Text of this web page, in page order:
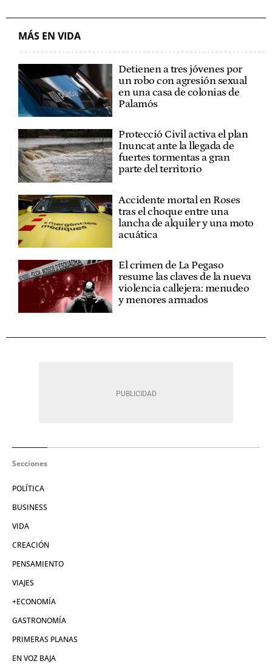
MÁS EN VIDA
Detienen a tres jóvenes por
un robo con agresión sexual
en una casa de colonias de
Palamós
Protecció Civil activa el plan
Inuncat ante la llegada de
fuertes tormentas a gran
parte del territorio
Accidente mortal en Roses
tras el choque entre una
lancha de alquiler y una moto
acuática
El crimen de La Pegaso
resume las claves de la nueva
violencia callejera: menudeo
y menores armados
Secciones
POLÍTICA
BUSINESS
VIDA
CREACIÓN
PENSAMIENTO
VIAJES
+ECONOMÍA
GASTRONOMÍA
PRIMERAS PLANAS
EN VOZ BAJA